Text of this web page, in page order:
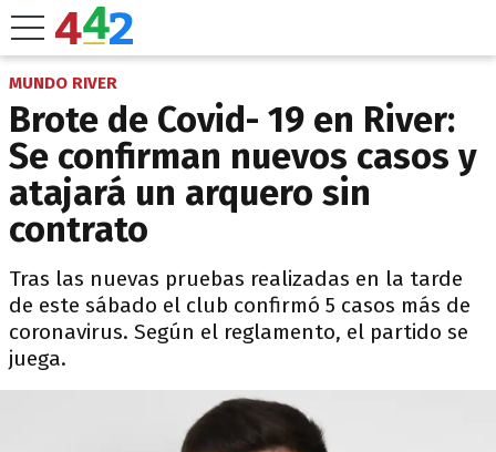
MUNDO RIVER
Brote de Covid- 19 en River:
Se confirman nuevos casos y
atajará un arquero sin
contrato
Tras las nuevas pruebas realizadas en la tarde
de este sábado el club confirmó 5 casos más de
coronavirus. Según el reglamento, el partido se
juega.